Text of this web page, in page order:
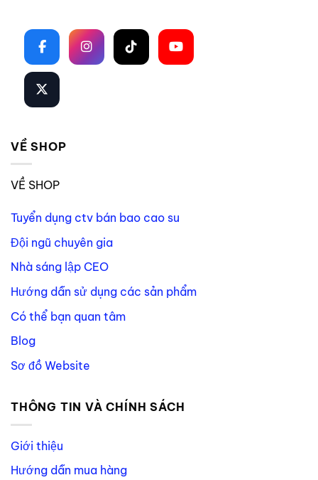
VỀ SHOP
VỀ SHOP
Tuyển dụng ctv bán bao cao su
Đội ngũ chuyên gia
Nhà sáng lập CEO
Hướng dẫn sử dụng các sản phẩm
Có thể bạn quan tâm
Blog
Sơ đồ Website
THÔNG TIN VÀ CHÍNH SÁCH
Giới thiệu
Hướng dẫn mua hàng